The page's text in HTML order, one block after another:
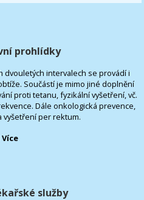
prohlídky
dvouletých intervalech se provádí i
Součástí je mimo jiné doplnění
proti tetanu, fyzikální vyšetření, vč.
Dále onkologická prevence,
vyšetření per rektum.
Více
služby